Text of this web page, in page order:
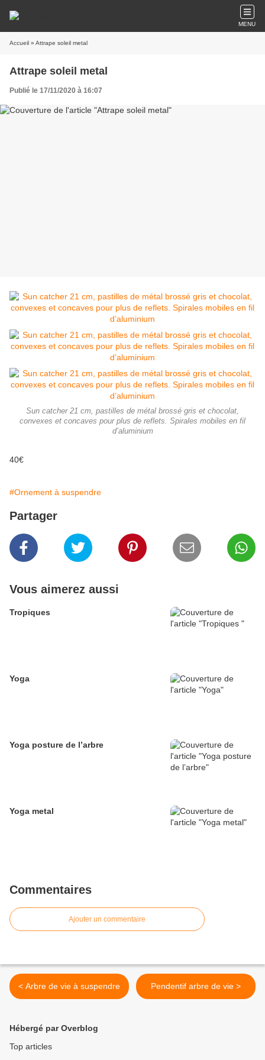
MENU
Accueil » Attrape soleil metal
Attrape soleil metal
Publié le 17/11/2020 à 16:07
Sun catcher 21 cm, pastilles de métal brossé gris et chocolat,
convexes et concaves pour plus de reflets. Spirales mobiles en fil
d’aluminium
40€
#Ornement à suspendre
Partager
Vous aimerez aussi
Tropiques
Yoga
Yoga posture de l’arbre
Yoga metal
Commentaires
Ajouter un commentaire
< Arbre de vie à suspendre Pendentif arbre de vie >
Hébergé par Overblog
Top articles